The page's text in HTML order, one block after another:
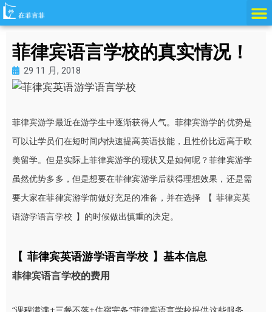
跳
至
菲律宾语言学校的真实情况！
29 11 月, 2018
菲律宾游学最近在游学生中逐渐获得人气。菲律宾游学的优势是
可以让学员们在短时间内快速提高英语技能，且性价比远高于欧
美留学。但是实际上菲律宾游学的现状又是如何呢？菲律宾游学
虽然优势多多，但是想要在菲律宾游学后获得理想效果，还是需
要大家在菲律宾游学前做好充足的准备，并在选择 【 菲律宾英
语游学语言学校 】的时候做出慎重的决定。
【 菲律宾英语游学语言学校 】基本信息
菲律宾语言学校的费用